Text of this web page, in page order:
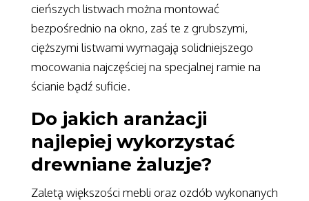
cieńszych listwach można montować
bezpośrednio na okno, zaś te z grubszymi,
cięższymi listwami wymagają solidniejszego
mocowania najczęściej na specjalnej ramie na
ścianie bądź suficie.
Do jakich aranżacji
najlepiej wykorzystać
drewniane żaluzje?
Zaletą większości mebli oraz ozdób wykonanych